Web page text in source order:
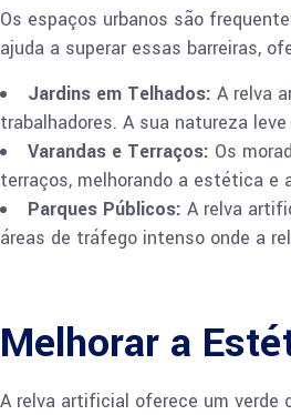
Os espaços urbanos são
ajuda a superar essas barreiras,
Jardins em Telhados: A relva
trabalhadores. A sua natureza
Varandas e Terraços: Os
terraços, melhorando a estética e
Parques Públicos: A relva
áreas de tráfego intenso onde a
Melhorar a
A relva artificial oferece um verde